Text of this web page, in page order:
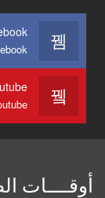
أوقــــات